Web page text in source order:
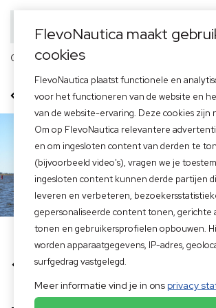
Officieel dealer van
610 Tender 615 Tender
Merken boten Primeur Tenders
Terug naar overzicht
FlevoNautica maakt
cookies
FlevoNautica plaatst functionele en
voor het functioneren van de website en
van de website-ervaring. Deze cookies zijn
Om op FlevoNautica relevantere
en om ingesloten content van derden te
(bijvoorbeeld video's), vragen we je
ingesloten content kunnen derde partijen
leveren en verbeteren,
gepersonaliseerde content tonen, gerichte
tonen en gebruikersprofielen opbouwen.
worden apparaatgegevens, IP-adres,
surfgedrag vastgelegd.
Meer informatie vind je in ons privacy